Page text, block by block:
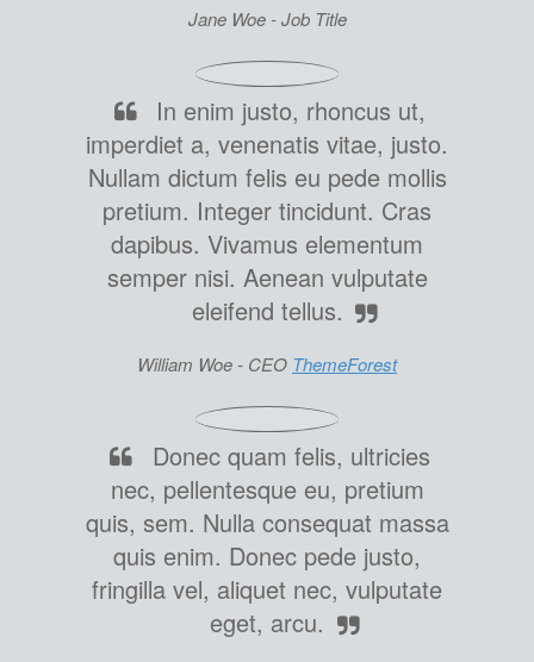
Jane Woe -Job Title
In enim justo, rhoncus ut,
imperdiet a, venenatis vitae, justo.
Nullam dictum felis eu pede mollis
pretium. Integer tincidunt. Cras
dapibus. Vivamus elementum
semper nisi. Aenean vulputate
eleifend tellus.
William Woe - CEO ThemeForest
Donec quam felis, ultricies
nec, pellentesque eu, pretium
quis, sem. Nulla consequat massa
quis enim. Donec pede justo,
fringilla vel, aliquet nec, vulputate
eget, arcu.